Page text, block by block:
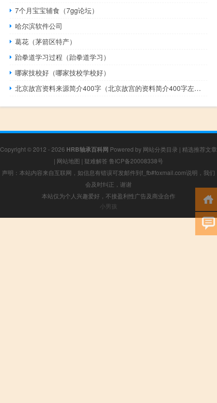
7个月宝宝辅食（7gg论坛）
哈尔滨软件公司
葛花（茅箭区特产）
跆拳道学习过程（跆拳道学习）
哪家技校好（哪家技校学校好）
北京故宫资料来源简介400字（北京故宫的资料简介400字左右）
Copyright © 2012 - 2026 HRB轴承百科网 Powered by 网站分类目录 | 精选推荐文章
| 网站地图 | 疑难解答 鲁ICP备20008338号
声明：本站内容来自互联网，如信息有错误可发邮件到f_fb#foxmail.com说明，我们
会及时纠正，谢谢
本站仅为个人兴趣爱好，不接盈利性广告及商业合作
小男孩